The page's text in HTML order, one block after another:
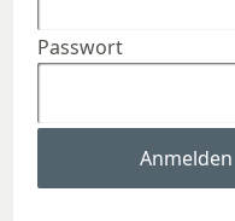
Passwort